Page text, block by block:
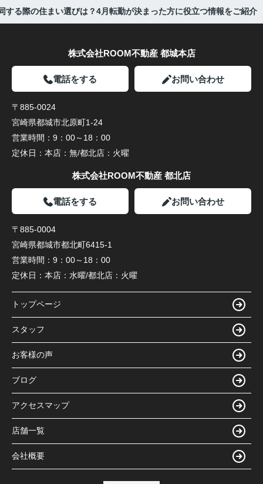
する際の住まい選びは？4月転勤が決まった方に役立つ情報をご紹介
株式会社ROOM不動産 都城本店
電話をする お問い合わせ
〒885-0024
宮崎県都城市北原町1-24
営業時間： 9：00～18：00
定休日： 本店：無/都北店：火曜
株式会社ROOM不動産 都北店
電話をする お問い合わせ
〒885-0004
宮崎県都城市都北町6415-1
営業時間： 9：00～18：00
定休日： 本店：水曜/都北店：火曜
トップページ
スタッフ
お客様の声
ブログ
アクセスマップ
店舗一覧
会社概要